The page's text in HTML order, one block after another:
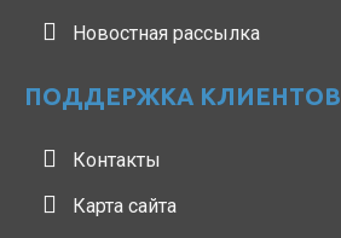
Новостная рассылка
ПОДДЕРЖКА КЛИЕНТОВ
Контакты
Карта сайта